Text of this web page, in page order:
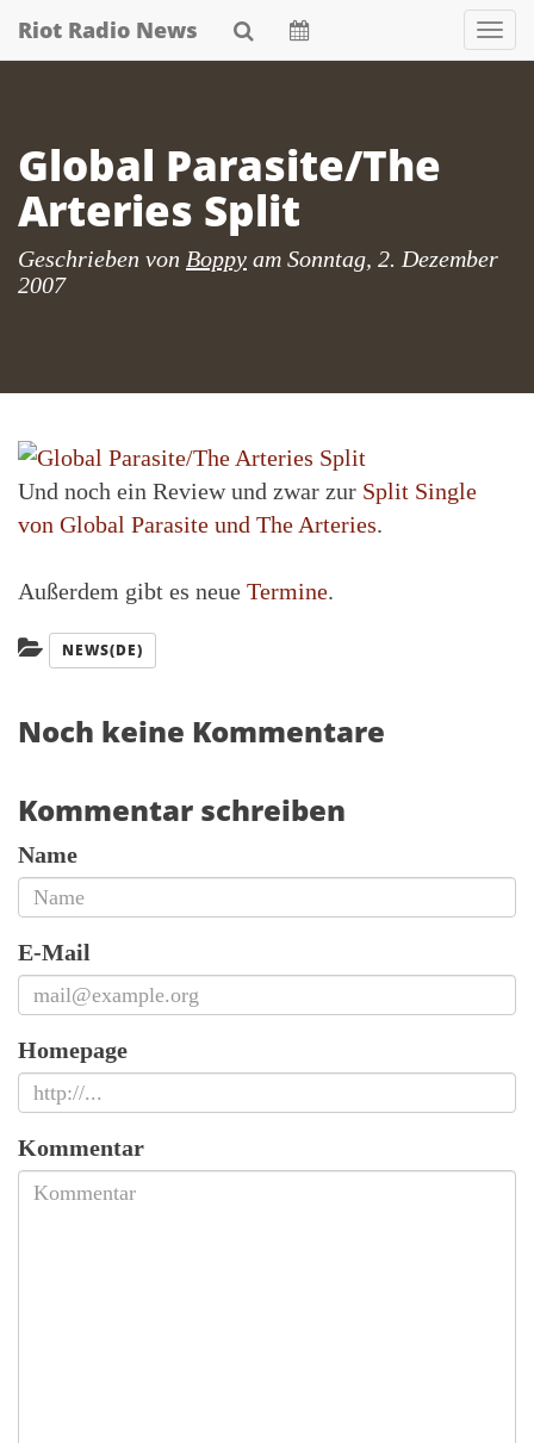
SkipRiot Radio News
Global Parasite/The
Arteries Split
Geschrieben von Boppy am Sonntag, 2. Dezember
2007
Und noch ein Review und zwar zur Split Single
von Global Parasite und The Arteries.
Außerdem gibt es neue Termine.
Kategorien:
NEWS(DE)
Noch keine Kommentare
Kommentar schreiben
Name
E-Mail
Homepage
Kommentar